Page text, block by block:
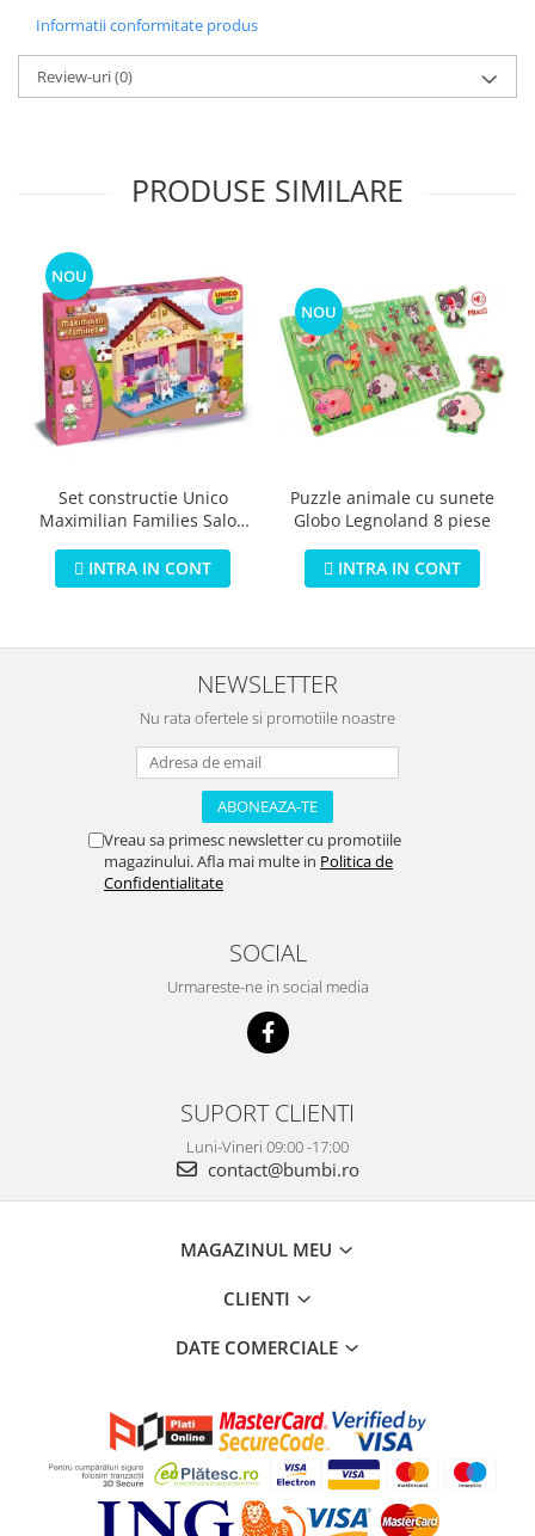
Informatii conformitate produs
Review-uri(0)
PRODUSE SIMILARE
NOU
Set constructie Unico
Maximilian Families Salon
INTRA IN CONT
NOU
Puzzle animale cu sunete
Globo Legnoland 8 piese
INTRA IN CONT
NEWSLETTER
Nu rata ofertele si promotiile noastre
Vreau sa primesc newsletter cu promotiile
magazinului. Afla mai multe in Politica de
Confidentialitate
SOCIAL
Urmareste-ne in social media
SUPORT CLIENTI
Luni-Vineri 09:00 -17:00
contact@bumbi.ro
MAGAZINUL MEU
CLIENTI
DATE COMERCIALE